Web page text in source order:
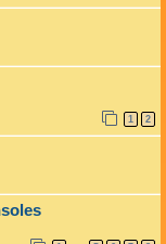
1 2